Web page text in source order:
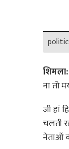
शिमला:
ना तो
जी हां
चलती
नेताओं